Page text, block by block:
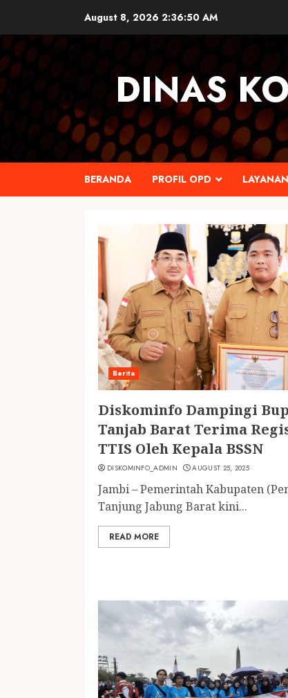
content
August 8, 2026 2:36:51 AM
DINAS
BERANDA PROFIL OPD LAYANAN
Berita
Diskominfo Dampingi
Tanjab Barat Terima
TTIS Oleh Kepala BSSN
DISKOMINFO_ADMIN AUGUST 25, 2025
Jambi – Pemerintah Kabupaten
Tanjung Jabung Barat kini...
READ MORE